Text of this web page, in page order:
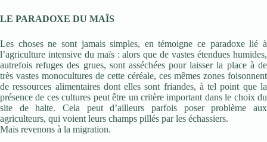
LE PARADOXE DU MAÏS
Les choses ne sont jamais simples, en témoigne ce paradoxe lié à
l’agriculture intensive du maïs : alors que de vastes étendues humides,
autrefois refuges des grues, sont asséchées pour laisser la place à de
très vastes monocultures de cette céréale, ces mêmes zones foisonnent
de ressources alimentaires dont elles sont friandes, à tel point que la
présence de ces cultures peut être un critère important dans le choix du
site de halte. Cela peut d’ailleurs parfois poser problème aux
agriculteurs, qui voient leurs champs pillés par les échassiers.
Mais revenons à la migration.